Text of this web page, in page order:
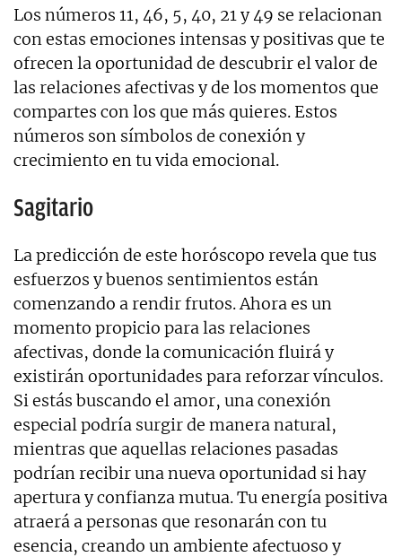
Los números 11, 46, 5, 40, 21 y 49 se relacionan
con estas emociones intensas y positivas que te
ofrecen la oportunidad de descubrir el valor de
las relaciones afectivas y de los momentos que
compartes con los que más quieres. Estos
números son símbolos de conexión y
crecimiento en tu vida emocional.
Sagitario
La predicción de este horóscopo revela que tus
esfuerzos y buenos sentimientos están
comenzando a rendir frutos. Ahora es un
momento propicio para las relaciones
afectivas, donde la comunicación fluirá y
existirán oportunidades para reforzar vínculos.
Si estás buscando el amor, una conexión
especial podría surgir de manera natural,
mientras que aquellas relaciones pasadas
podrían recibir una nueva oportunidad si hay
apertura y confianza mutua. Tu energía positiva
atraerá a personas que resonarán con tu
esencia, creando un ambiente afectuoso y